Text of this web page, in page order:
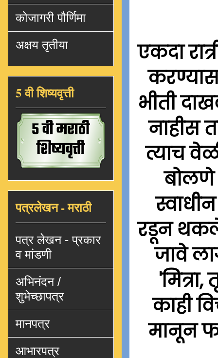
एकदा
भीती
नाहीस
त्याच
बोलणे
रडून थकले
जावे
काही
मानून
कोजागरी पौर्णिमा
अक्षय तृतीया
5 वी शिष्यवृत्ती
पत्रलेखन - मराठी
पत्र लेखन - प्रकार
व मांडणी
अभिनंदन /
शुभेच्छापत्र
मानपत्र
आभारपत्र